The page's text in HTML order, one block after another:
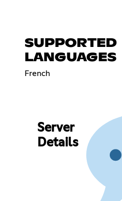
SUPPORTED
LANGUAGES
French
Server
Details